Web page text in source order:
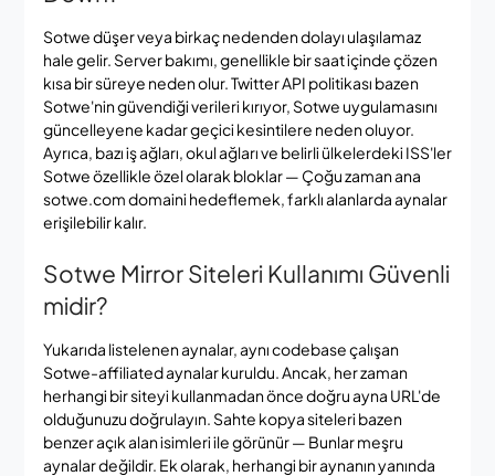
Sotwe düşer veya birkaç nedenden dolayı ulaşılamaz
hale gelir. Server bakımı, genellikle bir saat içinde çözen
kısa bir süreye neden olur. Twitter API politikası bazen
Sotwe'nin güvendiği verileri kırıyor, Sotwe uygulamasını
güncelleyene kadar geçici kesintilere neden oluyor.
Ayrıca, bazı iş ağları, okul ağları ve belirli ülkelerdeki ISS'ler
Sotwe özellikle özel olarak bloklar — Çoğu zaman ana
sotwe.com domaini hedeflemek, farklı alanlarda aynalar
erişilebilir kalır.
Sotwe Mirror Siteleri Kullanımı Güvenli
midir?
Yukarıda listelenen aynalar, aynı codebase çalışan
Sotwe-affiliated aynalar kuruldu. Ancak, her zaman
herhangi bir siteyi kullanmadan önce doğru ayna URL'de
olduğunuzu doğrulayın. Sahte kopya siteleri bazen
benzer açık alan isimleri ile görünür — Bunlar meşru
aynalar değildir. Ek olarak, herhangi bir aynanın yanında